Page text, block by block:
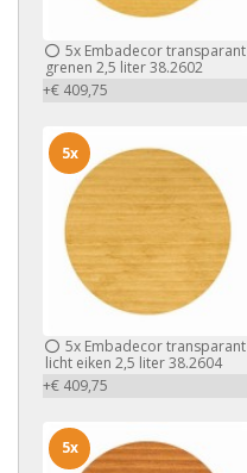
5x Embadecor transparant
grenen 2,5 liter 38.2602
+€ 409,75
5x Embadecor transparant
licht eiken 2,5 liter 38.2604
+€ 409,75
5x
5x